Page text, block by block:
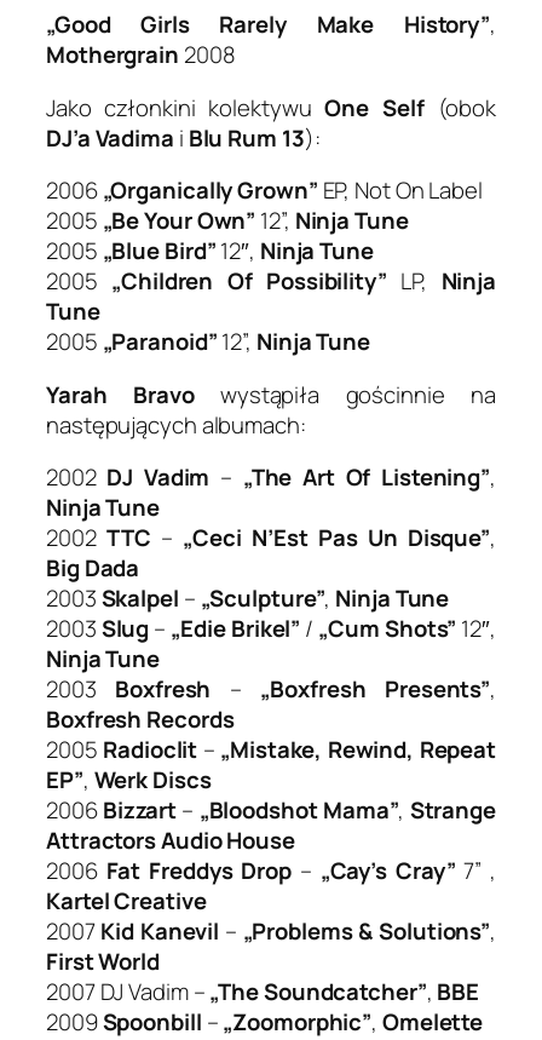
„Good Girls Rarely Make History”,
Mothergrain 2008
Jako członkini kolektywuOne Self(obok
DJ’a Vadima i Blu Rum 13):
2006„Organically Grown” EP, Not On Label
2005 „Be Your Own” 12”, Ninja Tune
2005 „Blue Bird”12″, Ninja Tune
2005 „Children Of Possibility” LP, Ninja
Tune
2005 „Paranoid”12”, Ninja Tune
Yarah Bravowystąpiła gościnnie na
następujących albumach:
2002 DJ Vadim – „The Art Of Listening”,
Ninja Tune
2002 TTC – „Ceci N’Est Pas Un Disque”,
Big Dada
2003Skalpel – „Sculpture”, Ninja Tune
2003Slug – „Edie Brikel” / „Cum Shots” 12″,
Ninja Tune
2003 Boxfresh – „Boxfresh Presents”,
Boxfresh Records
2005 Radioclit – „Mistake, Rewind, Repeat
EP”, Werk Discs
2006Bizzart– „Bloodshot Mama”, Strange
Attractors Audio House
2006 Fat Freddys Drop– „Cay’s Cray” 7” ,
Kartel Creative
2007Kid Kanevil – „Problems & Solutions”,
First World
2007 DJ Vadim –„The Soundcatcher”, BBE
2009Spoonbill –„Zoomorphic”, Omelette